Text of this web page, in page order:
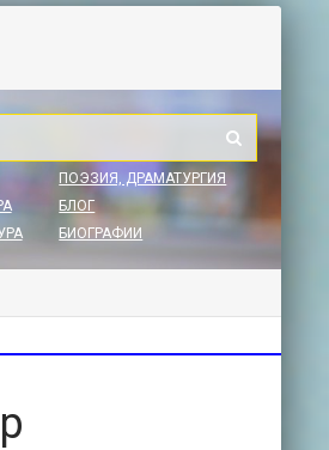
ПОЭЗИЯ, ДРАМАТУРГИЯ
БЛОГ
БИОГРАФИИ